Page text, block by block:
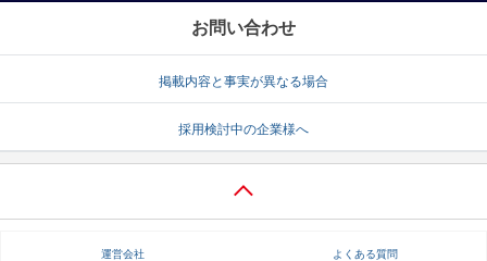
就活ノウハウ・サポート
就活支援
就活ノウハウが満載！ お役立ち記事・相談室など
適職診断 就活チャンネル
お問い合わせ
掲載内容と事実が異なる場合
採用検討中の企業様へ
運営会社 よくある質問